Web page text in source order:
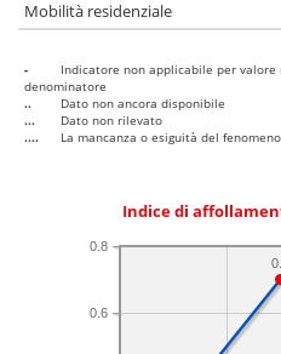
Mobilità residenziale
-
Indicatore non applicabile per
denominatore
..
Dato non ancora disponibile
...
Dato non rilevato
....
La mancanza o esiguità del
Indice di
0.6
0.8